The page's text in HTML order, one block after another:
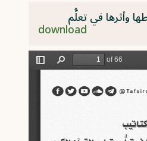
وأثرها في تعلُّم